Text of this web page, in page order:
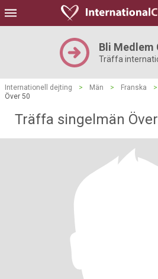
Bli Medlem
Träffa
Internationell dejting > Män > Franska >
Över 50
Träffa singelmän